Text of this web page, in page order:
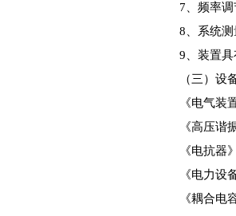
7、频率
8、系统测
9、装置
（三）
《电气
《高压
《电
《电力
《耦合